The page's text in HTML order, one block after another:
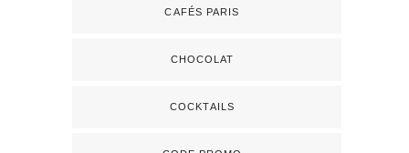
CAFÉS PARIS
CHOCOLAT
COCKTAILS